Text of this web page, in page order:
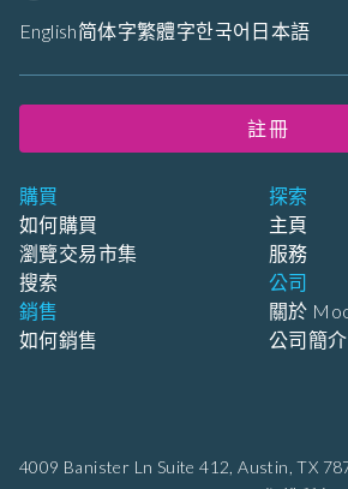
4009 Banister Ln Suite 412, Austin, TX
購買
如何購買
瀏覽交易市集
搜索
銷售
如何銷售
探索
主頁
服務
公司
關於
公司簡介
English简体字繁體字한국어 日本語
註冊